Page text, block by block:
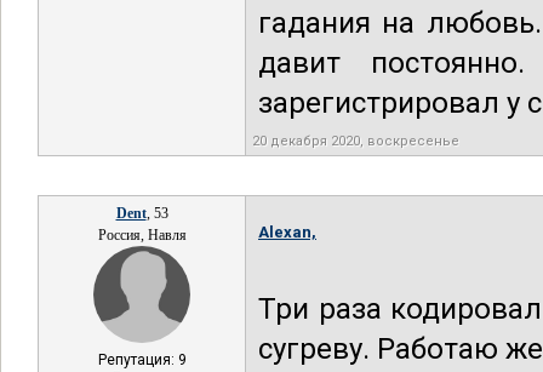
гадания на
давит
зарегистрировал у
20 декабря 2020, воскресенье
Dent, 53
Россия, Навля
Репутация: 9
Alexan,
Три раза
сугреву. Работаю